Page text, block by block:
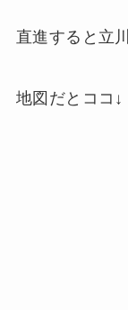
直進すると立
地図だとココ↓